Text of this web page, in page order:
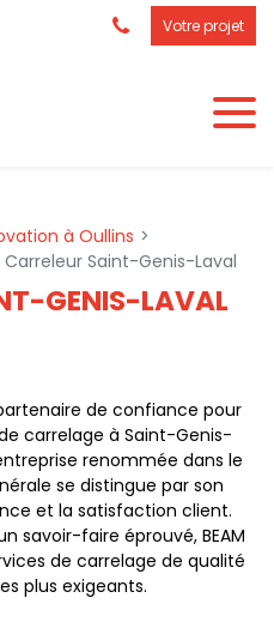
Votre projet
à Oullins
Carreleur Saint-Genis-Laval
GENIS-LAVAL
de confiance pour
carrelage à Saint-Genis-
renommée dans le
se distingue par son
et la satisfaction client.
savoir-faire éprouvé, BEAM
de carrelage de qualité
plus exigeants.